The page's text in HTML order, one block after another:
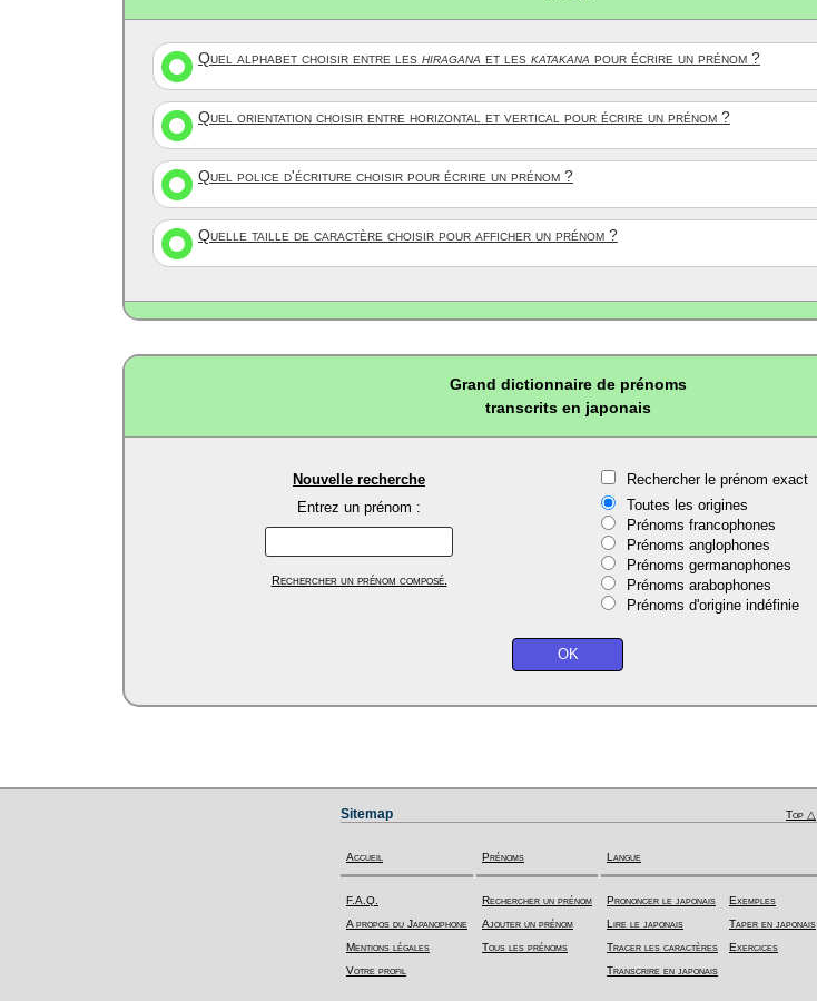
Quel alphabet choisir entre les hiragana et les katakana pour écrire un prénom ?
Quel orientation choisir entre horizontal et vertical pour écrire un prénom ?
Quel police d'écriture choisir pour écrire un prénom ?
Quelle taille de caractère choisir pour afficher un prénom ?
Grand dictionnaire de prénoms
transcrits en japonais
Nouvelle recherche
Entrez un prénom :
Rechercher un prénom composé.
Rechercher le prénom exact
Toutes les origines
Prénoms francophones
Prénoms anglophones
Prénoms germanophones
Prénoms arabophones
Prénoms d'origine indéfinie
Sitemap Top △
Accueil
F.A.Q.
A propos du Japanophone
Mentions légales
Votre profil
Prénoms
Rechercher un prénom
Ajouter un prénom
Tous les prénoms
Langue
Prononcer le japonais
Lire le japonais
Tracer les caractères
Transcrire en japonais
Exemples
Taper en japonais
Exercices